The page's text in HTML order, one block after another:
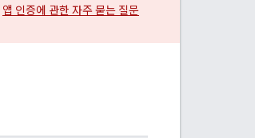
앱 인증에 관한 자주 묻는 질문